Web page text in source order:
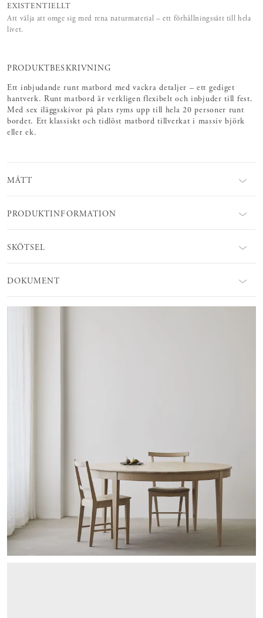
EXISTENTIELLT
Att välja att omge sig med rena naturmaterial – ett förhållningssätt till hela
livet.
PRODUKTBESKRIVNING
Ett inbjudande runt matbord med vackra detaljer – ett gediget
hantverk. Runt matbord är verkligen flexibelt och inbjuder till fest.
Med sex iläggsskivor på plats ryms upp till hela 20 personer runt
bordet. Ett klassiskt och tidlöst matbord tillverkat i massiv björk
eller ek.
MÅTT
PRODUKTINFORMATION
SKÖTSEL
DOKUMENT